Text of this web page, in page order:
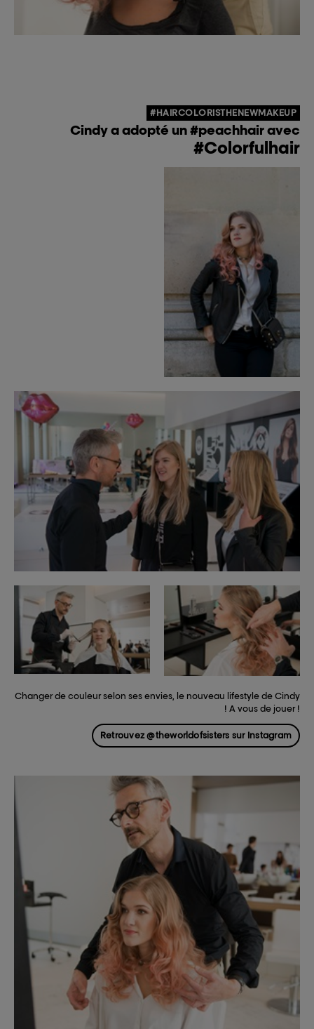
#HAIRCOLORISTHENEWMAKEUP
Cindy a adopté un #peachhair avec
#Colorfulhair
Changer de couleur selon ses envies, le nouveau lifestyle de Cindy
! A vous de jouer !
Retrouvez @theworldofsisters sur Instagram